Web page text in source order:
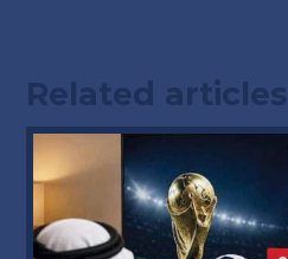
Related articles